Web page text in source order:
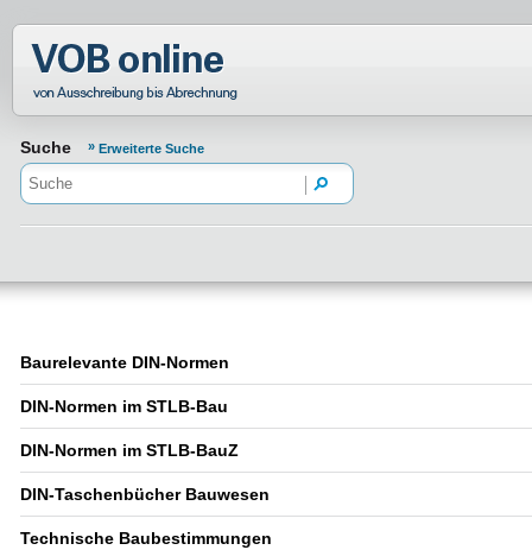
Normenportal Barrierefreiheit
Suche Erweiterte Suche
Baurelevante DIN-Normen
DIN-Normen im STLB-Bau
DIN-Normen im STLB-BauZ
DIN-Taschenbücher Bauwesen
Technische Baubestimmungen